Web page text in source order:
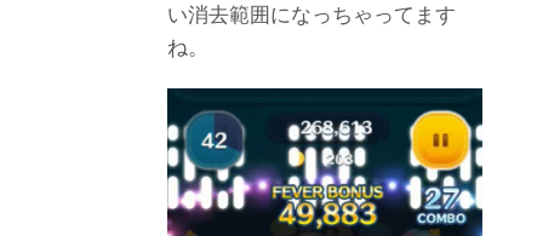
い消去範囲になっちゃってます
ね。